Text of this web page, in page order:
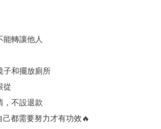
能轉讓他人
子和擺放廁所
從
，不設退款
都需要努力才有功效🔥